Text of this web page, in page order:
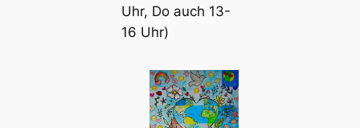
Uhr, Do auch 13-
16 Uhr)